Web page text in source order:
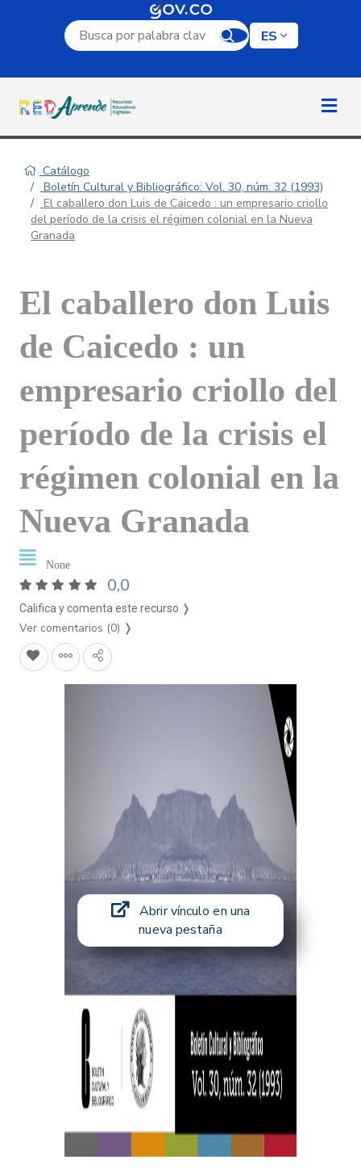
Campo de búsqueda por palabra clave
ES
Catálogo
Boletín Cultural y Bibliográfico: Vol. 30, núm. 32 (1993)
El caballero don Luis de Caicedo : un empresario criollo
del período de la crisis el régimen colonial en la Nueva
Granada
El caballero don Luis
de Caicedo : un
empresario criollo del
período de la crisis el
régimen colonial en la
Nueva Granada
None
0,0
Califica y comenta este recurso ❭
Ver comentarios (0) ❭
Abrir vínculo en una
nueva pestaña